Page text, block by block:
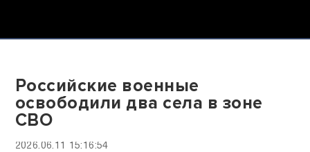
Российские военные
освободили два села в зоне
СВО
2026.06.11 15:16:54